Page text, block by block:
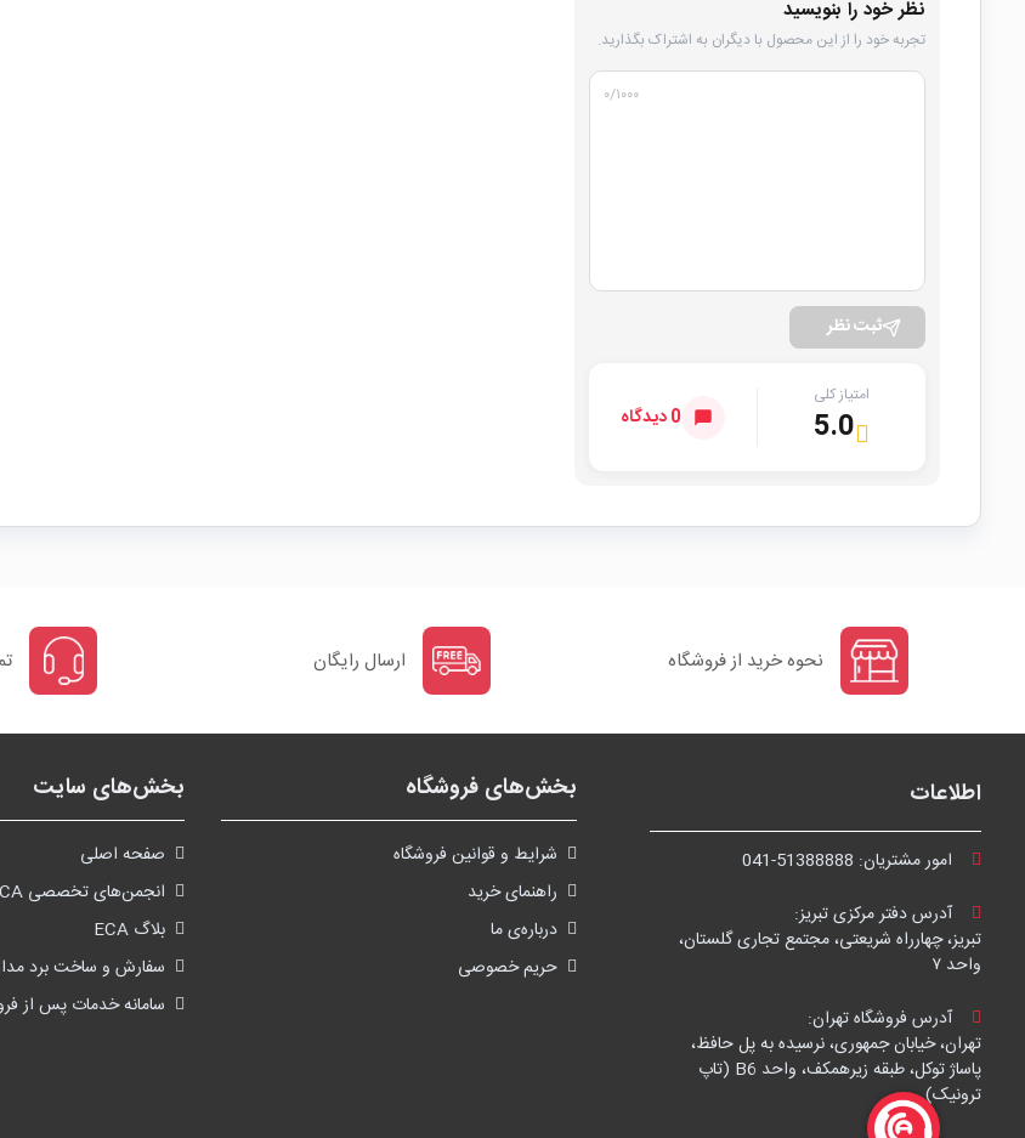
نظر خود را بنویسید
تجربه خود را از این محصول با دیگران به اشتراک بگذارید.
۰/۱۰۰۰
ثبت نظر
امتیاز کلی
5.0 0 دیدگاه
نحوه خرید از فروشگاه ارسال رایگان
اطلاعات
امور مشتریان: 041-51388888
آدرس دفتر مرکزی تبریز:
تبریز، چهارراه شریعتی، مجتمع تجاری گلستان،
واحد ۷
آدرس فروشگاه تهران:
تهران، خیابان جمهوری، نرسیده به پل حافظ،
پاساژ توکل، طبقه زیرهمکف، واحد B6 (تاپ
ترونیک)
بخش‌های فروشگاه
شرايط و قوانین فروشگاه
راهنمای خرید
درباره‌ی ما
حریم خصوصی
بخش‌های سایت
صفحه اصلی
انجمن‌های تخصصی ECA
بلاگ ECA
سفارش و ساخت برد
سامانه خدمات پس از